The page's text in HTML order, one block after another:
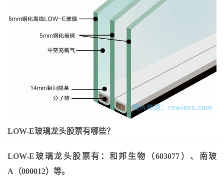
LOW-E玻璃龙头股票有哪些？
LOW-E玻璃龙头股票有：和邦生物（603077）、南玻
A（000012）等。